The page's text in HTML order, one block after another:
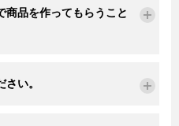
商品を作ってもらうこと
い。